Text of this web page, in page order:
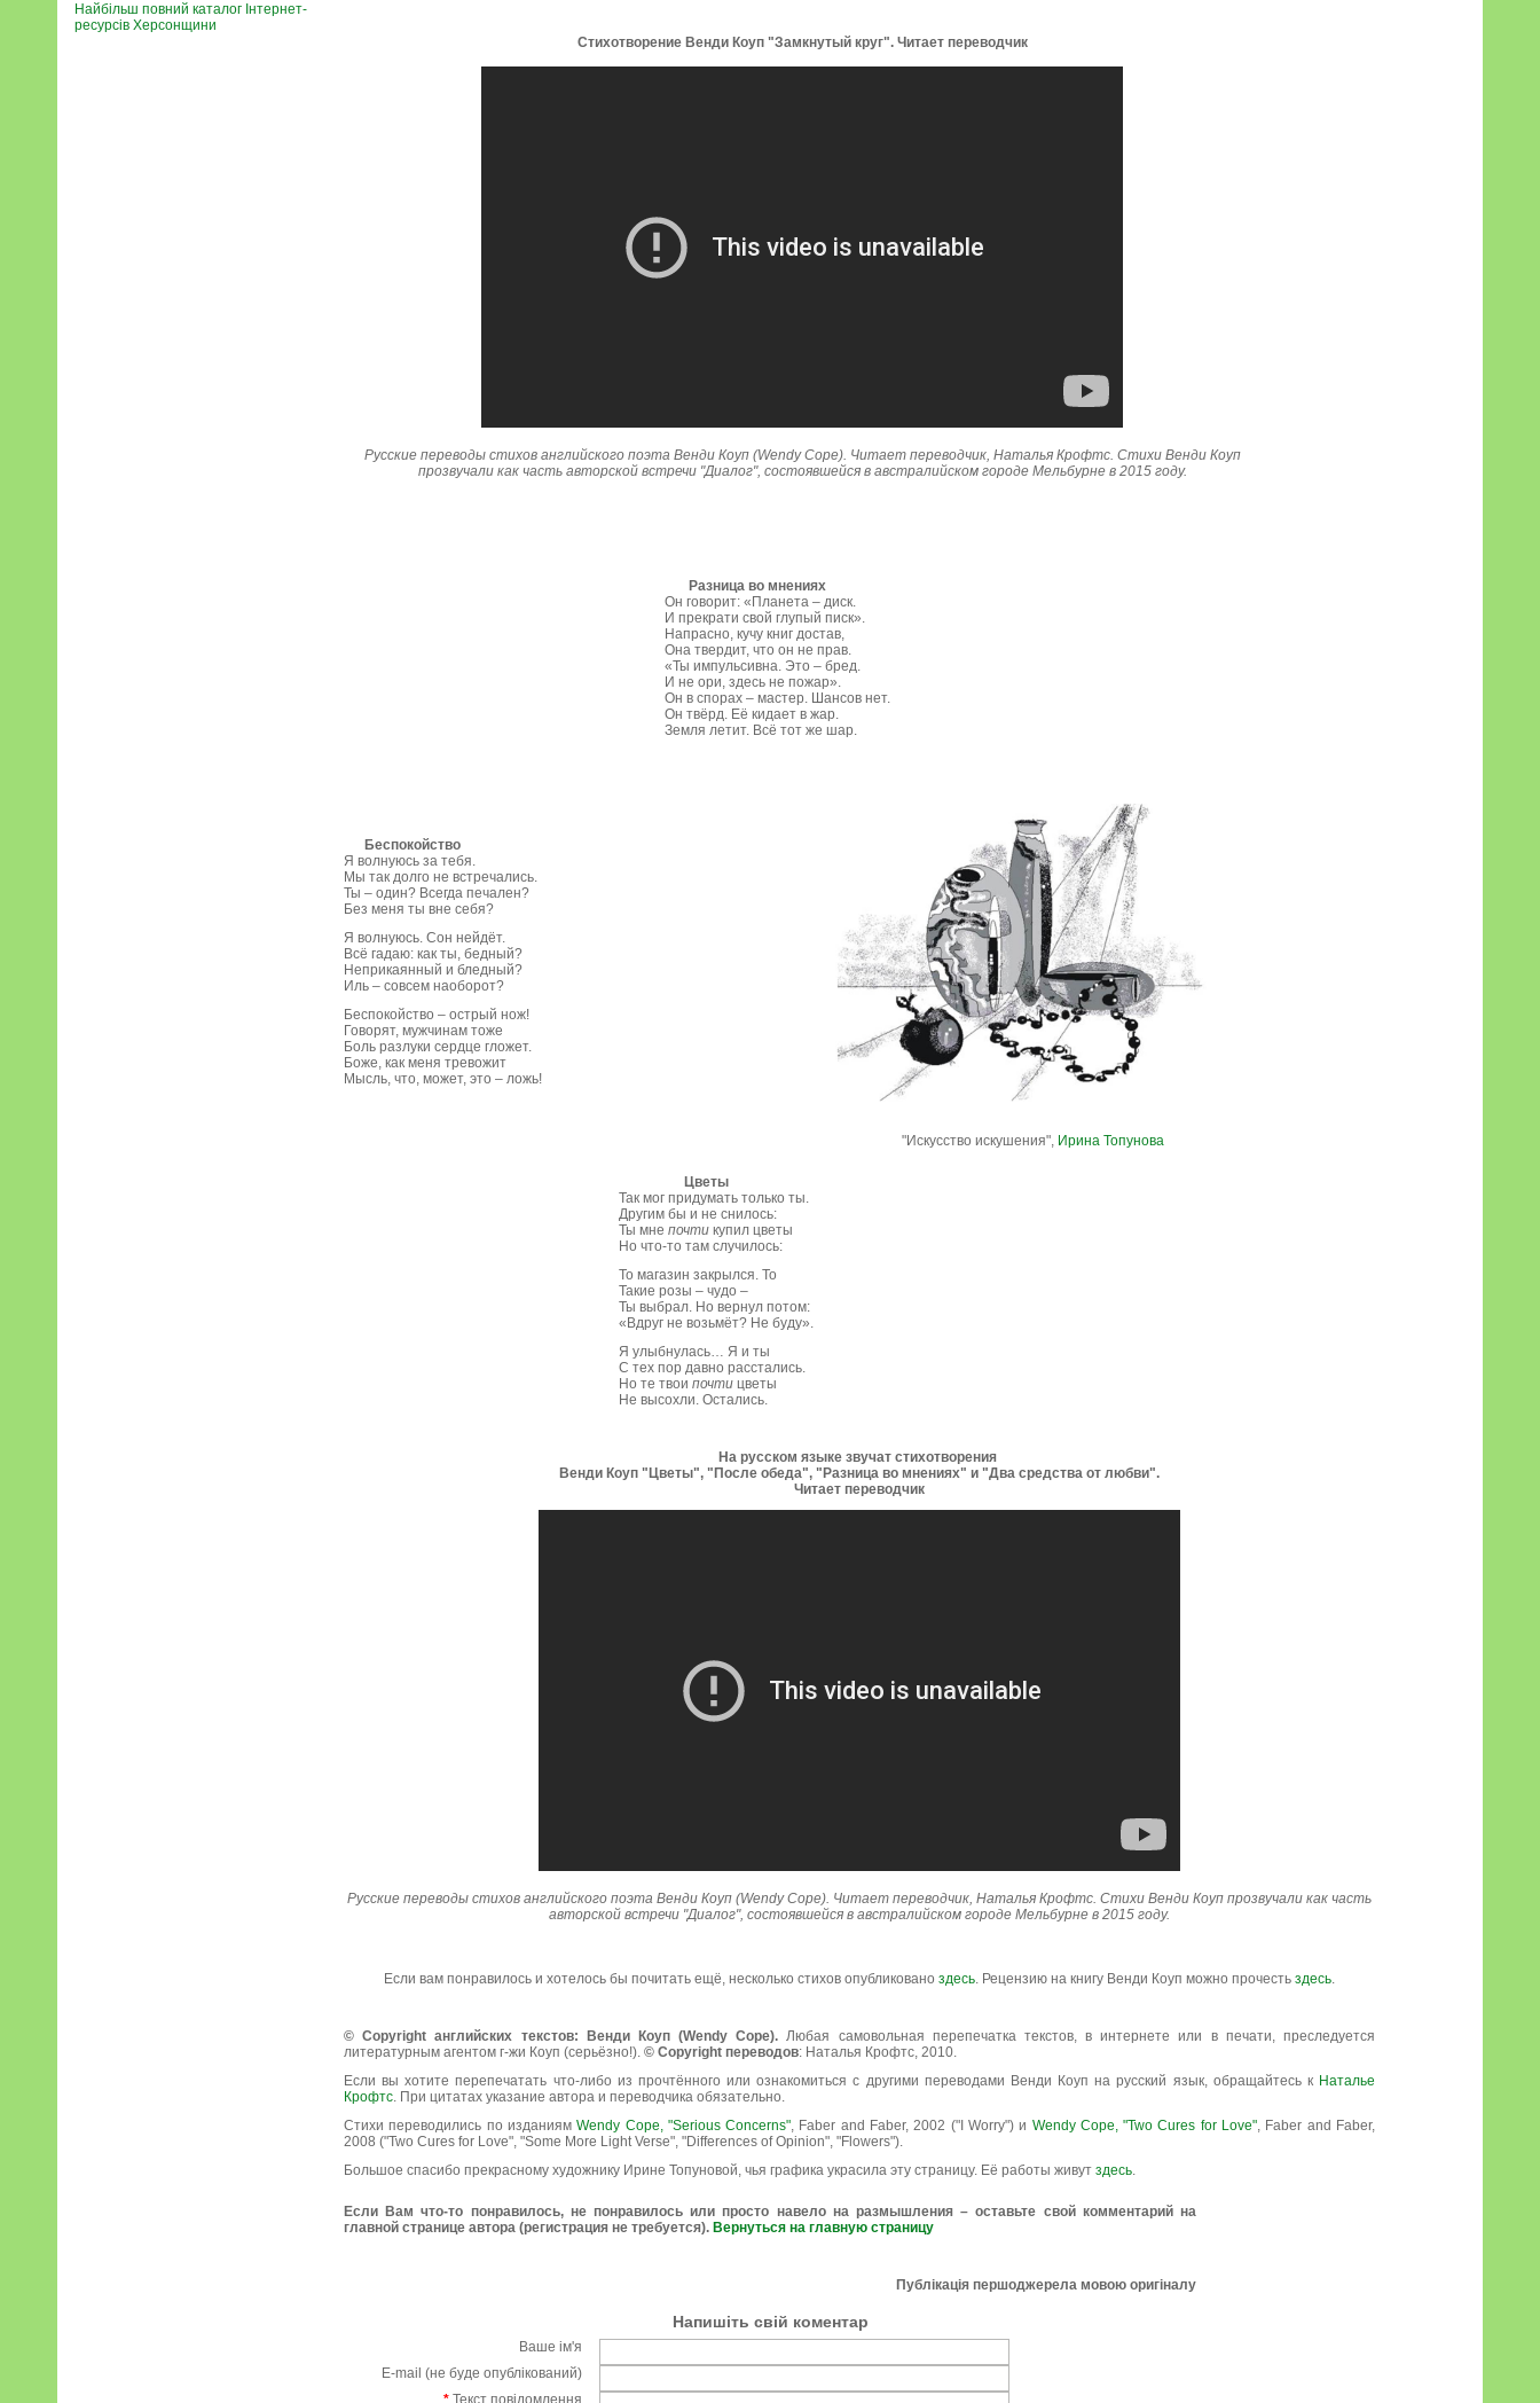
Найбільш повний каталог Інтернет-
ресурсів Херсонщини
Стихотворение Венди Коуп "Замкнутый круг". Читает переводчик
Русские переводы стихов английского поэта Венди Коуп (Wendy Cope). Читает переводчик, Наталья Крофтс. Стихи Венди Коуп
прозвучали как часть авторской встречи "Диалог", состоявшейся в австралийском городе Мельбурне в 2015 году.
Разница во мнениях
Он говорит: «Планета – диск.
И прекрати свой глупый писк».
Напрасно, кучу книг достав,
Она твердит, что он не прав.
«Ты импульсивна. Это – бред.
И не ори, здесь не пожар».
Он в спорах – мастер. Шансов нет.
Он твёрд. Её кидает в жар.
Земля летит. Всё тот же шар.
Беспокойство
Я волнуюсь за тебя.
Мы так долго не встречались.
Ты – один? Всегда печален?
Без меня ты вне себя?
Я волнуюсь. Сон нейдёт.
Всё гадаю: как ты, бедный?
Неприкаянный и бледный?
Иль – совсем наоборот?
Беспокойство – острый нож!
Говорят, мужчинам тоже
Боль разлуки сердце гложет.
Боже, как меня тревожит
Мысль, что, может, это – ложь!
"Искусство искушения", Ирина Топунова
Цветы
Так мог придумать только ты.
Другим бы и не снилось:
Ты мне почти купил цветы
Но что-то там случилось:
То магазин закрылся. То
Такие розы – чудо –
Ты выбрал. Но вернул потом:
«Вдруг не возьмёт? Не буду».
Я улыбнулась… Я и ты
С тех пор давно расстались.
Но те твои почти цветы
Не высохли. Остались.
На русском языке звучат стихотворения
Венди Коуп "Цветы", "После обеда", "Разница во мнениях" и "Два средства от любви".
Читает переводчик
Русские переводы стихов английского поэта Венди Коуп (Wendy Cope). Читает переводчик, Наталья Крофтс. Стихи Венди Коуп прозвучали как часть
авторской встречи "Диалог", состоявшейся в австралийском городе Мельбурне в 2015 году.
Если вам понравилось и хотелось бы почитать ещё, несколько стихов опубликовано здесь. Рецензию на книгу Венди Коуп можно прочесть здесь.
© Copyright английских текстов: Венди Коуп (Wendy Cope).Любая самовольная перепечатка текстов, в интернете или в печати, преследуется
литературным агентом г-жи Коуп (серьёзно!). © Copyright переводов: Наталья Крофтс, 2010.
Если вы хотите перепечатать что-либо из прочтённого или ознакомиться с другими переводами Венди Коуп на русский язык, обращайтесь к Наталье
Крофтс. При цитатах указание автора и переводчика обязательно.
Стихи переводились по изданиямWendy Cope, "Serious Concerns", Faber and Faber, 2002 ("I Worry") и Wendy Cope, "Two Cures for Love", Faber and Faber,
2008 ("Two Cures for Love", "Some More Light Verse", "Differences of Opinion", "Flowers").
Большое спасибо прекрасному художнику Ирине Топуновой, чья графика украсила эту страницу. Её работы живут здесь.
Если Вам что-то понравилось, не понравилось или просто навело на размышления – оставьте свой комментарий на
главной странице автора (регистрация не требуется). Вернуться на главную страницу
Публікація першоджерела мовою оригіналу
Напишіть свій коментар
Ваше ім'я
E-mail (не буде опублікований)
* Текст повідомлення